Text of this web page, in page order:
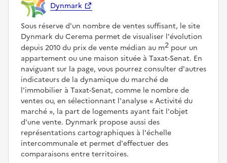
Dynmark
Sous réserve d'un nombre de ventes suffisant, le site
Dynmark du Cerema permet de visualiser l'évolution
depuis 2010 du prix de vente médian au m2 pour un
appartement ou une maison située à Taxat-Senat. En
naviguant sur la page, vous pourrez consulter d'autres
indicateurs de la dynamique du marché de
l'immobilier à Taxat-Senat, comme le nombre de
ventes ou, en sélectionnant l'analyse
Activité du
marché , la part de logements ayant fait l'objet
d'une vente. Dynmark propose aussi des
représentations cartographiques à l'échelle
intercommunale et permet d'effectuer des
comparaisons entre territoires.